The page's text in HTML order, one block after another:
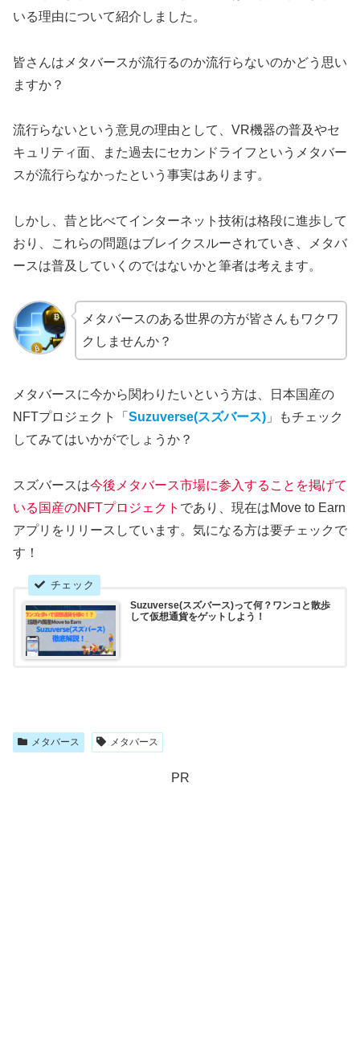
いる理由について紹介しました。
皆さんはメタバースが流行るのか流行らないのかどう思い
ますか？
流行らないという意見の理由として、VR機器の普及やセ
キュリティ面、また過去にセカンドライフというメタバー
スが流行らなかったという事実はあります。
しかし、昔と比べてインターネット技術は格段に進歩して
おり、これらの問題はブレイクスルーされていき、メタバ
ースは普及していくのではないかと筆者は考えます。
メタバースのある世界の方が皆さんもワクワ
クしませんか？
メタバースに今から関わりたいという方は、日本国産の
NFTプロジェクト「 Suzuverse(スズバース) 」もチェック
してみてはいかがでしょうか？
スズバースは今後メタバース市場に参入することを掲げて
いる国産のNFTプロジェクト であり、現在はMove to Earn
アプリをリリースしています。気になる方は要チェックで
す！
Suzuverse(スズバース)って何？ワンコと散歩
して仮想通貨をゲットしよう！
メタバース メタバース
PR